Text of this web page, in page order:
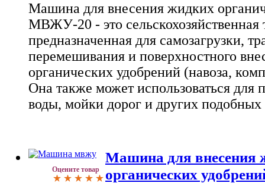
Машина для внесения жидких
МВЖУ-20 - это сельскохозяйственная
предназначенная для самозагрузки,
перемешивания и поверхностного
органических удобрений (навоза,
Она также может использоваться для
воды, мойки дорог и других
Оцените товар
Машина для внесения
органических